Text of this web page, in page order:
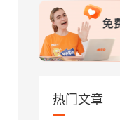
热门文章